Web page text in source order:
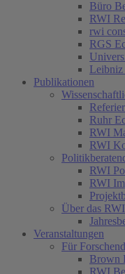
Büro
RWI
rwi
RGS
Leibniz
Publikationen
Ruhr
RWI
RWI
RWI
RWI
Über das RWI
Veranstaltungen
Für
Brown
RWI